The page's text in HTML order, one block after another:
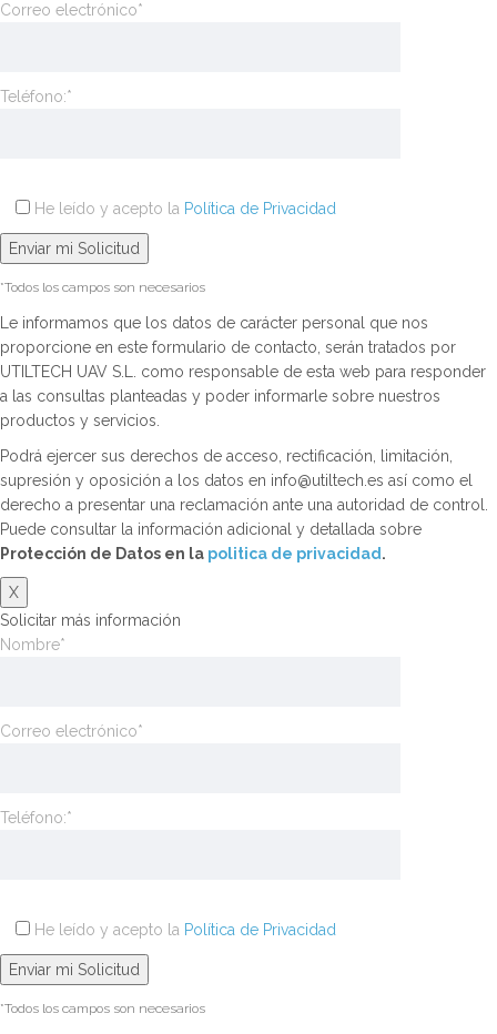
Correo electrónico*
Teléfono:*
He leído y acepto la Política de Privacidad
*Todos los campos son necesarios
Le informamos que los datos de carácter personal que nos
proporcione en este formulario de contacto, serán tratados por
UTILTECH UAV S.L. como responsable de esta web para responder
a las consultas planteadas y poder informarle sobre nuestros
productos y servicios.
Podrá ejercer sus derechos de acceso, rectificación, limitación,
supresión y oposición a los datos en info@utiltech.es así como el
derecho a presentar una reclamación ante una autoridad de control.
Puede consultar la información adicional y detallada sobre
Protección de Datos en la politica de privacidad .
X
Solicitar más información
Nombre*
Correo electrónico*
Teléfono:*
He leído y acepto la Política de Privacidad
*Todos los campos son necesarios